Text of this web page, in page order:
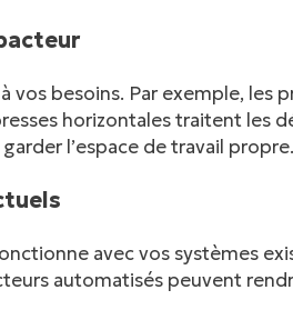
facebook
twitter
vos besoins. Par exemple, les
horizontales traitent les
l’espace de travail propre.
avec vos systèmes
automatisés peuvent